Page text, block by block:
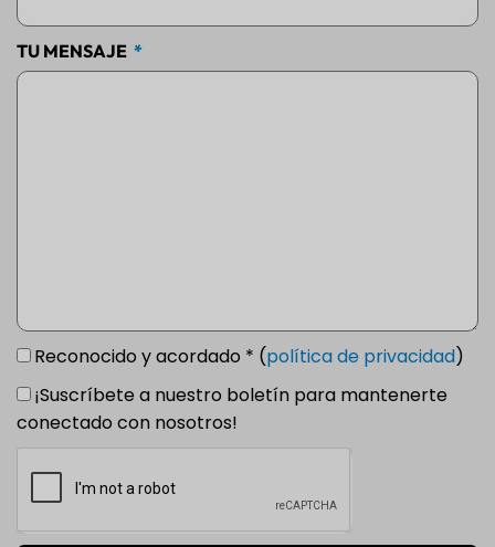
TU MENSAJE
Reconocido y acordado * (política de privacidad)
¡Suscríbete a nuestro boletín para mantenerte
conectado con nosotros!